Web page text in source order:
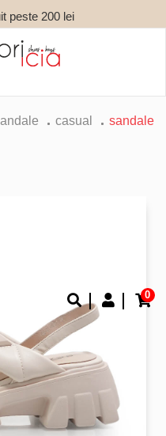
peste 200 lei
0
casual
sandale